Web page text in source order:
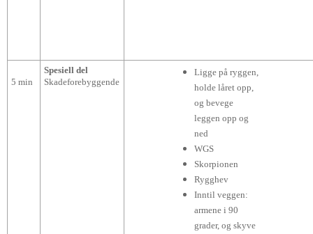
5 min
Spesiell del
Skadeforebyggende
Ligge på ryggen,
holde låret opp,
og bevege
leggen opp og
ned
WGS
Skorpionen
Rygghev
Inntil veggen:
armene i 90
grader, og skyve